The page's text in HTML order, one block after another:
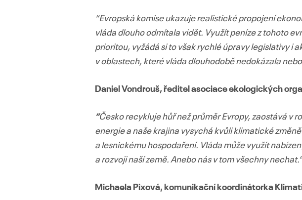
“Evropská komise ukazuje realistické propojení
vláda dlouho odmítala vidět. Využít peníze z tohoto
prioritou, vyžádá si to však rychlé úpravy legislativy i
v oblastech, které vláda dlouhodobě nedokázala
Daniel Vondrouš, ředitel asociace ekologických
“Česko recykluje hůř než průměr Evropy, zaostává v
energie a naše krajina vysychá kvůli klimatické
a lesnickému hospodaření. Vláda může využít
a rozvoji naší země. Anebo nás v tom všechny nechat.”
Michaela Pixová, komunikační koordinátorka